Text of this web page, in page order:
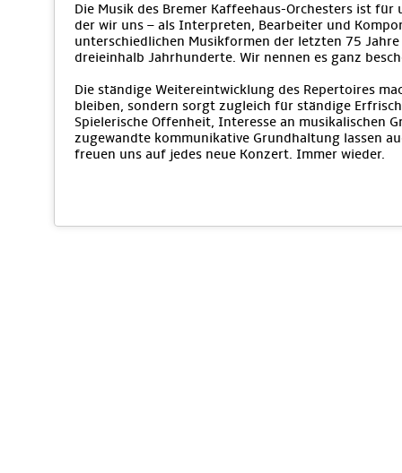
Die Musik des Bremer Kaffeehaus-Orchesters ist
der wir uns – als Interpreten, Bearbeiter und
unterschiedlichen Musikformen der letzten 75
dreieinhalb Jahrhunderte. Wir nennen es ganz
Die ständige Weitereintwicklung des Repertoires
bleiben, sondern sorgt zugleich für ständige
Spielerische Offenheit, Interesse an musikalischen
zugewandte kommunikative Grundhaltung lassen
freuen uns auf jedes neue Konzert. Immer wieder.